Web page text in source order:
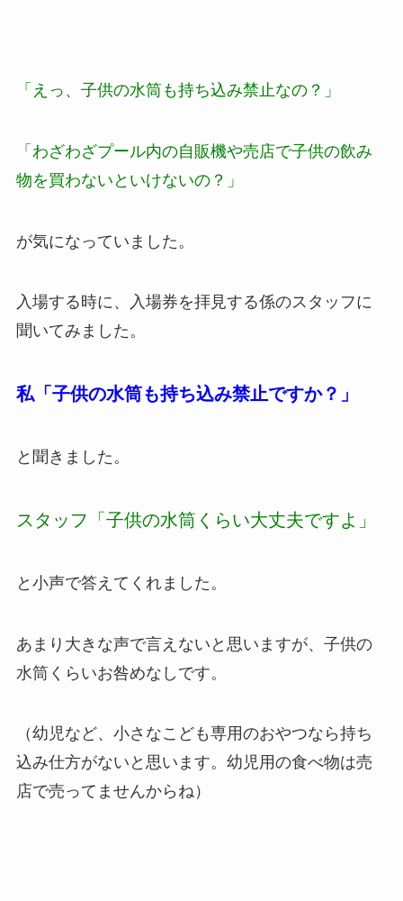
「えっ、子供の水筒も持ち込み禁止なの？」
「わざわざプール内の自販機や売店で子供の飲み
物を買わないといけないの？」
が気になっていました。
入場する時に、入場券を拝見する係のスタッフに
聞いてみました。
私「子供の水筒も持ち込み禁止ですか？」
と聞きました。
スタッフ「子供の水筒くらい大丈夫ですよ」
と小声で答えてくれました。
あまり大きな声で言えないと思いますが、子供の
水筒くらいお咎めなしです。
（幼児など、小さなこども専用のおやつなら持ち
込み仕方がないと思います。幼児用の食べ物は売
店で売ってませんからね）